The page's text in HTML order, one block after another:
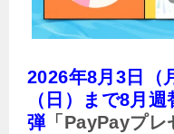
2026年8月3日（
（日）まで8月
弾「PayPayプレ